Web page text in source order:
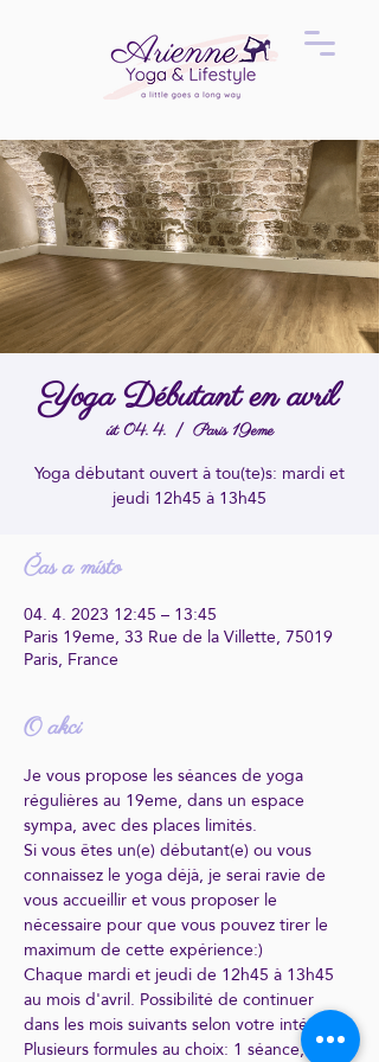
Yoga Débutant en avril
út 04. 4.
  |
Paris 19eme
Yoga débutant ouvert à tou(te)s: mardi et
jeudi 12h45 à 13h45
Čas a místo
04. 4. 2023 12:45 – 13:45
Paris 19eme, 33 Rue de la Villette, 75019
Paris, France
O akci
Je vous propose les séances de yoga
régulières au 19eme, dans un espace
sympa, avec des places limités.
Si vous êtes un(e) débutant(e) ou vous
connaissez le yoga déjà, je serai ravie de
vous accueillir et vous proposer le
nécessaire pour que vous pouvez tirer le
maximum de cette expérience:)
Chaque mardi et jeudi de 12h45 à 13h45
au mois d'avril. Possibilité de continuer
dans les mois suivants selon votre intérêt.
Plusieurs formules au choix: 1 séance, les